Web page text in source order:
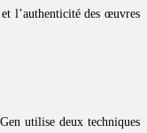
l’authenticité des œuvres
utilise deux techniques